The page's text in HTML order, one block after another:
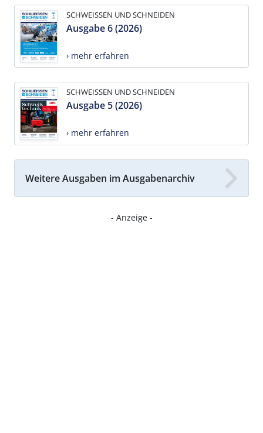
SCHWEISSEN UND SCHNEIDEN
Ausgabe 6 (2026)
› mehr erfahren
SCHWEISSEN UND SCHNEIDEN
Ausgabe 5 (2026)
› mehr erfahren
Weitere Ausgaben im Ausgabenarchiv
- Anzeige -